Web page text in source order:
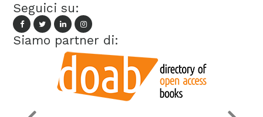
Seguici su:
Siamo partner di: